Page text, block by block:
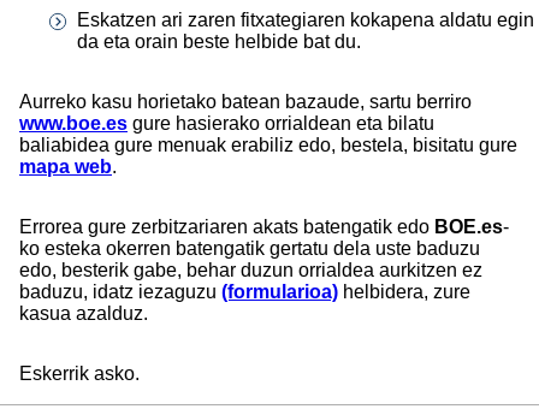
Eskatzen ari zaren fitxategiaren kokapena aldatu egin
da eta orain beste helbide bat du.
Aurreko kasu horietako batean bazaude, sartu berriro
www.boe.es gure hasierako orrialdean eta bilatu
baliabidea gure menuak erabiliz edo, bestela, bisitatu gure
mapa web.
Errorea gure zerbitzariaren akats batengatik edo BOE.es-
ko esteka okerren batengatik gertatu dela uste baduzu
edo, besterik gabe, behar duzun orrialdea aurkitzen ez
baduzu, idatz iezaguzu (formularioa) helbidera, zure
kasua azalduz.
Eskerrik asko.